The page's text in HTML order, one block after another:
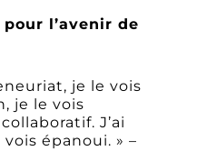
l’avenir de
je le vois
je le vois
J’ai
épanoui. » –